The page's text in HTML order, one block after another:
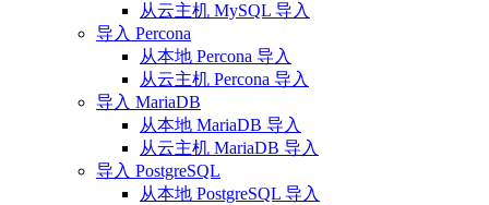
从云主机 MySQL 导入
导入 Percona
从本地 Percona 导入
从云主机 Percona 导入
导入 MariaDB
从本地 MariaDB 导入
从云主机 MariaDB 导入
导入 PostgreSQL
从本地 PostgreSQL 导入